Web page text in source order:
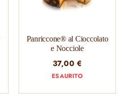
Panriccone® al Cioccolato
e Nocciole
37,00€
ESAURITO